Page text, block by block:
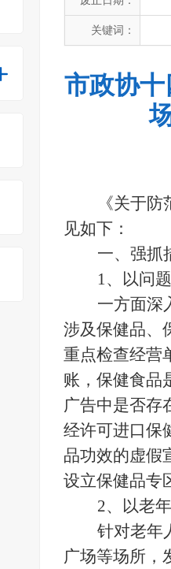
关键词：
市政协
《关于防
见如下：
一、强抓
1、以问
一方面深
涉及保健品、
重点检查经营
账，保健食品
广告中是否存
经许可进口保
品功效的虚假
设立保健品专
2、以老
针对老年
广场等场所，